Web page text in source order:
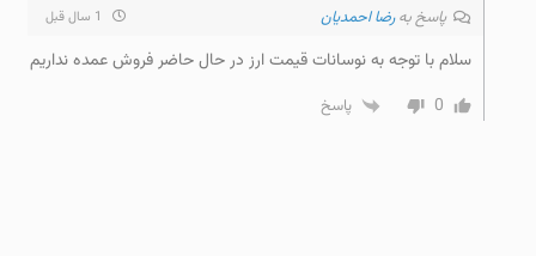
پاسخ بهرضا احمدیان
سلام با توجه به نوسانات قیمت ارز در حال حاضر فروش عمده نداریم
0
پاسخ